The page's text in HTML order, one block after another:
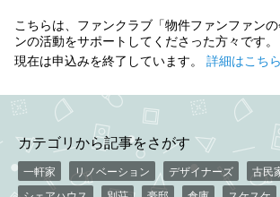
こちらは、ファンクラブ「物件ファンファン
ンの活動をサポートしてくださった方々です。
現在は申込みを終了しています。 詳細はこちら
カテゴリから記事をさがす
一軒家 リノベーション デザイナーズ 古民